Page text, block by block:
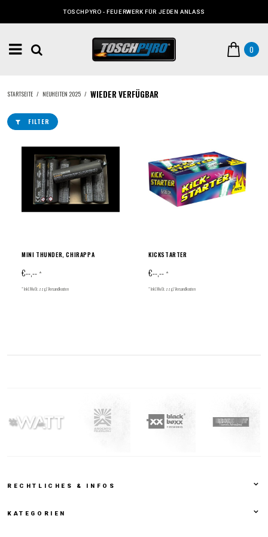
TOSCHPYRO - FEUERWERK FÜR JEDEN ANLASS
0
STARTSEITE / NEUHEITEN 2025 / WIEDER VERFÜGBAR
FILTER
MINI THUNDER, CHIRAPPA
€--,-- *
* Inkl. MwSt. zzgl. Versandkosten
KICKSTARTER
€--,-- *
* Inkl. MwSt. zzgl. Versandkosten
RECHTLICHES & INFOS
KATEGORIEN